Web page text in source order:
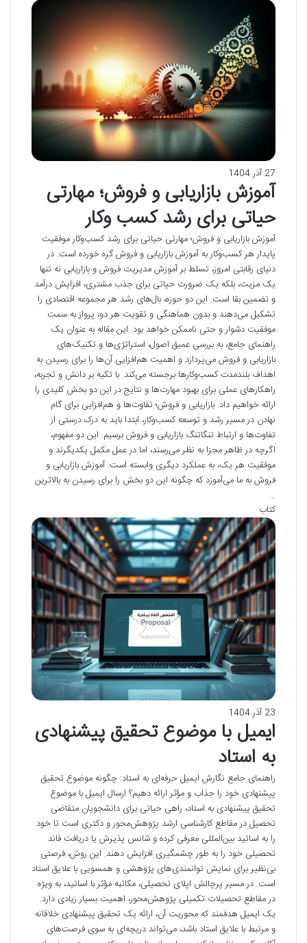
27 آذر 1404
آموزش بازاریابی و فروش؛ مهارتی
حیاتی برای رشد کسب وکار
آموزش بازاریابی و فروش؛ مهارتی حیاتی برای رشد کسب‌وکار موفقیت
پایدار هر کسب‌وکار به آموزش بازاریابی و فروش گره خورده است. در
دنیای رقابتی امروز، تسلط بر آموزش مدیریت فروش و بازاریابی نه تنها
یک مزیت، بلکه یک ضرورت حیاتی برای جذب مشتری، افزایش درآمد
و تضمین بقا است. این دو حوزه، بال‌های رشد هر مجموعه اقتصادی را
تشکیل می‌دهند و بدون هماهنگی و تقویت هر دو، پرواز به سمت
موفقیت دشوار و حتی ناممکن خواهد بود. این مقاله به عنوان یک
راهنمای جامع، به بررسی عمیق اصول، استراتژی‌ها و تکنیک‌های
بازاریابی و فروش می‌پردازد و اهمیت هم‌افزایی آن‌ها را برای رسیدن به
اهداف بلندمدت کسب‌وکارها برجسته می‌کند. با تکیه بر دانش و تجربه،
راهکارهای عملی برای بهبود مهارت‌ها و نتایج در این دو بخش کلیدی را
ارائه خواهیم داد. بازاریابی و فروش؛ تفاوت‌ها و هم‌افزایی برای گام
نهادن در مسیر رشد و توسعه کسب‌وکار، ابتدا باید به درک درستی از
تفاوت‌ها و ارتباط تنگاتنگ بازاریابی و فروش برسیم. این دو مفهوم،
اگرچه در ظاهر مجزا به نظر می‌رسند، اما در عمل مکمل یکدیگرند و
موفقیت هر یک، به عملکرد دیگری وابسته است. آموزش بازاریابی و
فروش به ما می‌آموزد که چگونه این دو بخش را برای رسیدن به بالاترین
…
کتاب
23 آذر 1404
ایمیل با موضوع تحقیق پیشنهادی
به استاد
راهنمای جامع نگارش ایمیل حرفه‌ای به استاد: چگونه موضوع تحقیق
پیشنهادی خود را جذاب و مؤثر ارائه دهیم؟ ارسال ایمیل با موضوع
تحقیق پیشنهادی به استاد، راهی حیاتی برای دانشجویان متقاضی
تحصیل در مقاطع کارشناسی ارشد پژوهش‌محور و دکتری است تا خود
را به اساتید بین‌المللی معرفی کرده و شانس پذیرش یا دریافت فاند
تحصیلی خود را به طور چشمگیری افزایش دهند. این روش، فرصتی
بی‌نظیر برای نمایش توانمندی‌های پژوهشی و همسویی با علایق استاد
است. در مسیر پرچالش اپلای تحصیلی، مکاتبه مؤثر با اساتید، به ویژه
در مقاطع تحصیلات تکمیلی پژوهش‌محور، اهمیت بسیار زیادی دارد.
یک ایمیل هدفمند که محوریت آن، ارائه یک تحقیق پیشنهادی خلاقانه
و مرتبط با علایق استاد باشد، می‌تواند دریچه‌ای به سوی فرصت‌های